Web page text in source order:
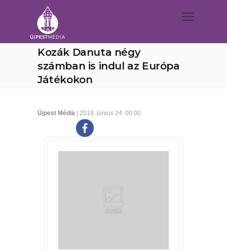
Kozák Danuta négy
számban is indul az Európa
Játékokon
Újpest Média | 2019. június 24. 00:00